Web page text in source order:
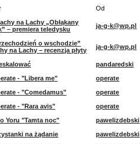
Od
na Lachy „Obłąkany
– premiera teledysku
ja-g-k@wp.pl
o wschodzie”
na Lachy – recenzja płyty
ja-g-k@wp.pl
pandaredski
- "Libera me"
operate
- "Comedamus"
operate
- "Rara avis"
operate
Yoru "Tamta noc"
pawelizdebski
na żądanie
pawelizdebski